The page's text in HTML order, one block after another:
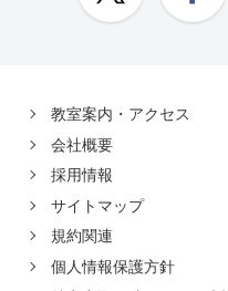
教室案内・アクセス
会社概要
採用情報
サイトマップ
規約関連
個人情報保護方針